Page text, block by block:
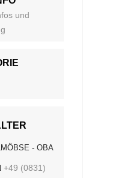
und
- OBA
+49 (0831)